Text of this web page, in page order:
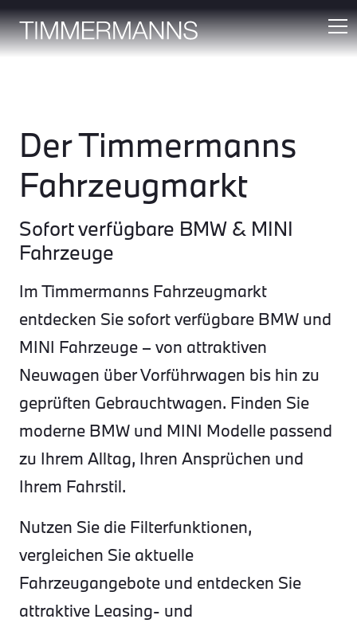
Der Timmermanns
Fahrzeugmarkt
Sofort verfügbare BMW & MINI
Fahrzeuge
Im Timmermanns Fahrzeugmarkt
entdecken Sie sofort verfügbare BMW und
MINI Fahrzeuge – von attraktiven
Neuwagen über Vorführwagen bis hin zu
geprüften Gebrauchtwagen. Finden Sie
moderne BMW und MINI Modelle passend
zu Ihrem Alltag, Ihren Ansprüchen und
Ihrem Fahrstil.
Nutzen Sie die Filterfunktionen,
vergleichen Sie aktuelle
Fahrzeugangebote und entdecken Sie
attraktive Leasing- und